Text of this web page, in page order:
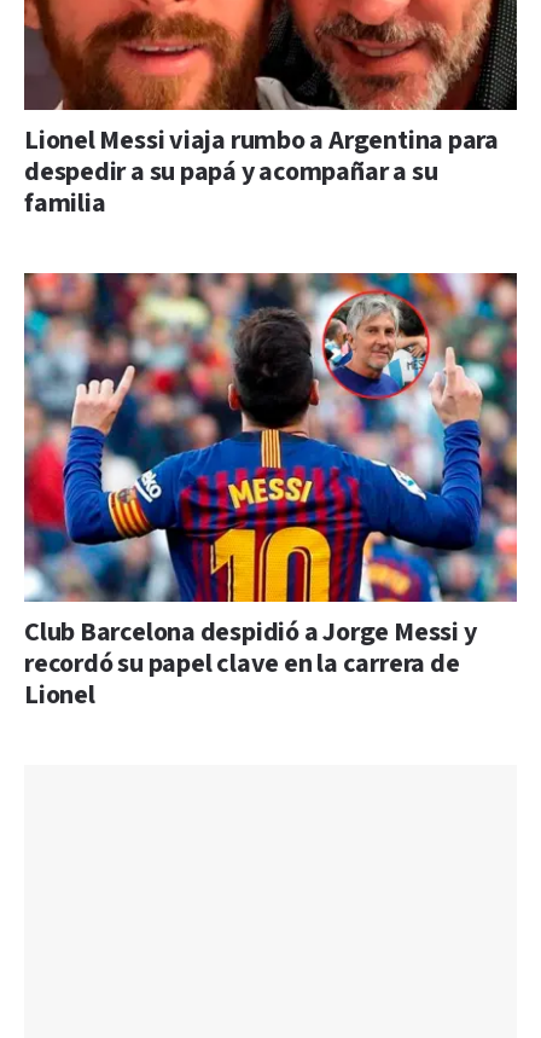
Lionel Messi viaja rumbo a Argentina para
despedir a su papá y acompañar a su
familia
Club Barcelona despidió a Jorge Messi y
recordó su papel clave en la carrera de
Lionel